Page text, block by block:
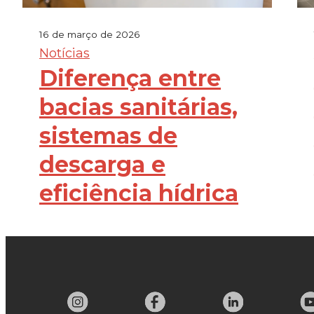
16 de março de 2026
Notícias
Diferença entre
bacias sanitárias,
sistemas de
descarga e
eficiência hídrica